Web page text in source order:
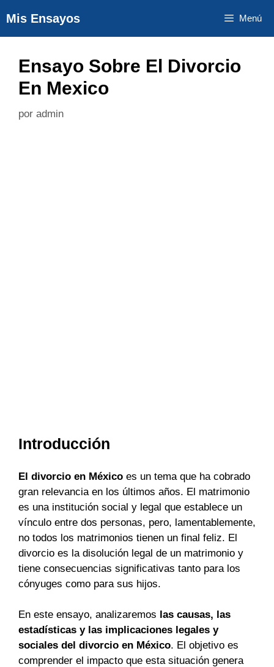
al
contenido
Mis Ensayos Menú
Ensayo Sobre El Divorcio
En Mexico
por admin
Introducción
El divorcio en México es un tema que ha cobrado
gran relevancia en los últimos años. El matrimonio
es una institución social y legal que establece un
vínculo entre dos personas, pero, lamentablemente,
no todos los matrimonios tienen un final feliz. El
divorcio es la disolución legal de un matrimonio y
tiene consecuencias significativas tanto para los
cónyuges como para sus hijos.
En este ensayo, analizaremos las causas, las
estadísticas y las implicaciones legales y
sociales del divorcio en México. El objetivo es
comprender el impacto que esta situación genera